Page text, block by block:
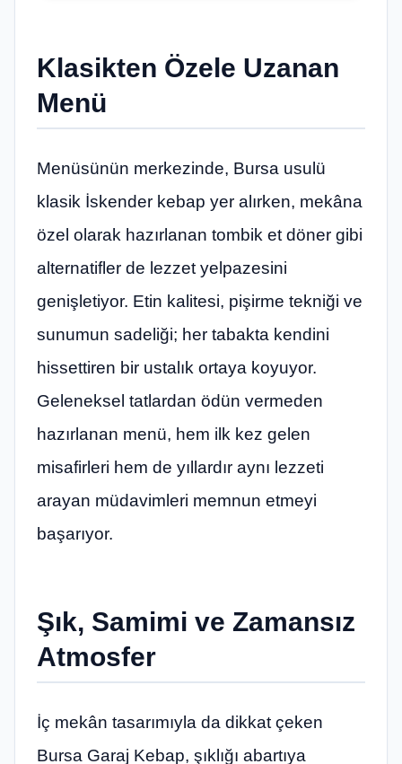
Klasikten Özele Uzanan
Menü
Menüsünün merkezinde, Bursa usulü
klasik İskender kebap yer alırken, mekâna
özel olarak hazırlanan tombik et döner gibi
alternatifler de lezzet yelpazesini
genişletiyor. Etin kalitesi, pişirme tekniği ve
sunumun sadeliği; her tabakta kendini
hissettiren bir ustalık ortaya koyuyor.
Geleneksel tatlardan ödün vermeden
hazırlanan menü, hem ilk kez gelen
misafirleri hem de yıllardır aynı lezzeti
arayan müdavimleri memnun etmeyi
başarıyor.
Şık, Samimi ve Zamansız
Atmosfer
İç mekân tasarımıyla da dikkat çeken
Bursa Garaj Kebap, şıklığı abartıya